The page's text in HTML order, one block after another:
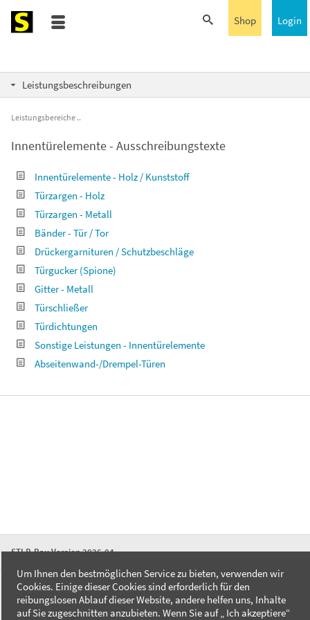
Login
Shop
Leistungsbeschreibungen
Leistungsbereiche
Innentürelemente - Ausschreibungstexte
Innentürelemente - Holz / Kunststoff
Türzargen - Holz
Türzargen - Metall
Bänder - Tür / Tor
Drückergarnituren / Schutzbeschläge
Türgucker (Spione)
Gitter - Metall
Türschließer
Türdichtungen
Sonstige Leistungen - Innentürelemente
Abseitenwand-/Drempel-Türen
STLB-Bau Version 2026-04
FAQ
Kontakt
Um Ihnen den bestmöglichen Service zu bieten, verwenden wir
Cookies. Einige dieser Cookies sind erforderlich für den
reibungslosen Ablauf dieser Website, andere helfen uns, Inhalte
auf Sie zugeschnitten anzubieten. Wenn Sie auf „ Ich akzeptiere“